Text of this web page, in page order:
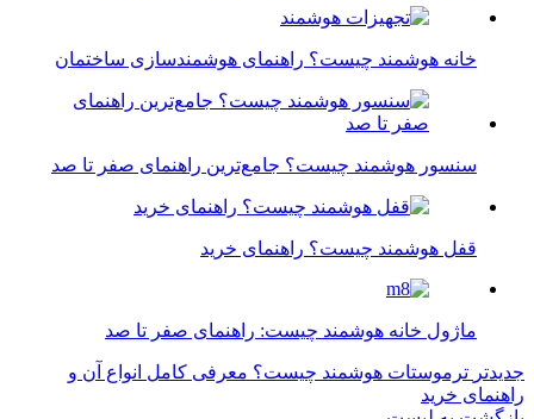
خانه هوشمند چیست؟ راهنمای هوشمندسازی ساختمان
سنسور هوشمند چیست؟ جامع‌ترین راهنمای صفر تا صد
قفل هوشمند چیست؟ راهنمای خرید
ماژول خانه هوشمند چیست: راهنمای صفر تا صد
جدیدتر ترموستات هوشمند چیست؟ معرفی کامل انواع آن و
راهنمای خرید